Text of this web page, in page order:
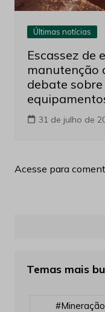
Últimas notícias
Escassez de
manutenção
debate
31 de julho de
Acesse para
Temas mais
#mineração